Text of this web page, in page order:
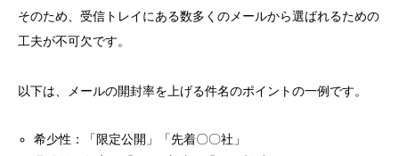
そのため、受信トレイにある数多くのメールから選ばれるための
工夫が不可欠です。
以下は、メールの開封率を上げる件名のポイントの一例です。
希少性：「限定公開」「先着〇〇社」